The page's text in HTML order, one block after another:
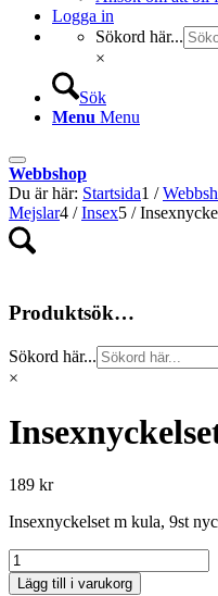
Logga in
Sökord här...
×
Sök
Menu Menu
Webbshop
Du är här: Startsida1 /
Mejslar4 / Insex5 /
Produktsök…
Sökord här...
×
189 kr
Insexnyckelset m kula, 9st
Insexnyckelset
mängd
Lägg till i varukorg